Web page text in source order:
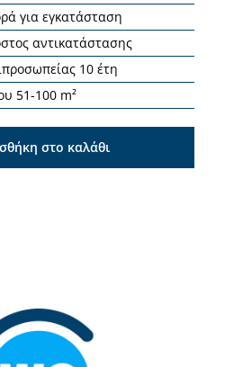
για εγκατάσταση
αντικατάστασης
10 έτη
51-100 m²
στο καλάθι